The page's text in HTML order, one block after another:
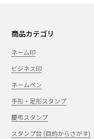
商品カテゴリ
ネーム印
ビジネス印
ネームペン
手形・足形スタンプ
慶弔スタンプ
スタンプ台 (目的からさがす)